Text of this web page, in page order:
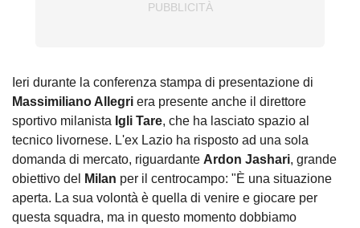
Ieri durante la conferenza stampa di presentazione di
Massimiliano Allegri era presente anche il direttore
sportivo milanista Igli Tare, che ha lasciato spazio al
tecnico livornese. L'ex Lazio ha risposto ad una sola
domanda di mercato, riguardante Ardon Jashari, grande
obiettivo del
Milan per il centrocampo: "È una situazione
aperta. La sua volontà è quella di venire e giocare per
questa squadra, ma in questo momento dobbiamo